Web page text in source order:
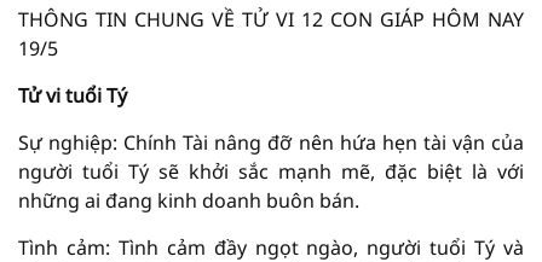
THÔNG TIN CHUNG VỀ TỬ VI 12 CON GIÁP HÔM NAY
19/5
Tử vi tuổi Tý
Sự nghiệp: Chính Tài nâng đỡ nên hứa hẹn tài vận của
người tuổi Tý sẽ khởi sắc mạnh mẽ, đặc biệt là với
những ai đang kinh doanh buôn bán.
Tình cảm: Tình cảm đầy ngọt ngào, người tuổi Tý và